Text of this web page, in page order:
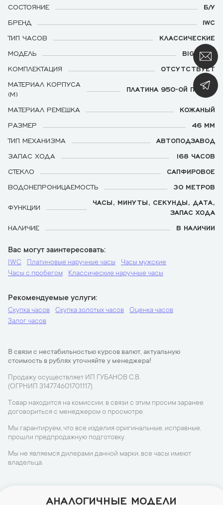
СОСТОЯНИЕ
Б/У
БРЕНД
IWC
ТИП ЧАСОВ
КЛАССИЧЕСКИЕ
МОДЕЛЬ
BIG PILOT
КОМПЛЕКТАЦИЯ
ОТСУТСТВУЕТ
МАТЕРИАЛ КОРПУСА
(М)
ПЛАТИНА 950-ОЙ ПРОБЫ
МАТЕРИАЛ РЕМЕШКА
КОЖАНЫЙ
РАЗМЕР
46 ММ
ТИП МЕХАНИЗМА
АВТОПОДЗАВОД
ЗАПАС ХОДА
168 ЧАСОВ
СТЕКЛО
САПФИРОВОЕ
ВОДОНЕПРОНИЦАЕМОСТЬ
30 МЕТРОВ
ФУНКЦИИ
ЧАСЫ, МИНУТЫ, СЕКУНДЫ, ДАТА,
ЗАПАС ХОДА
НАЛИЧИЕ
В НАЛИЧИИ
Вас могут заинтересовать
IWC Платиновые наручные часы
Часы мужские
Часы с пробегом
Классические наручные часы
Рекомендуемые услуги
Скупка часов Скупка золотых часов
Оценка часов
Залог часов
В связи с нестабильностью курсов валют, актуальную
стоимость в рублях уточняйте у менеджера!
Продажу осуществляет ИП ГУБАНОВ С.В.
(ОГРНИП 314774601701117)
Товар находится на комиссии, в связи с этим просим заранее
договориться с менеджером о просмотре.
Мы гарантируем, что все изделия оригинальные, исправные,
прошли предпродажную подготовку.
Мы не являемся дилерами данной марки, все часы имеют
владельца.
АНАЛОГИЧНЫЕ МОДЕЛИ